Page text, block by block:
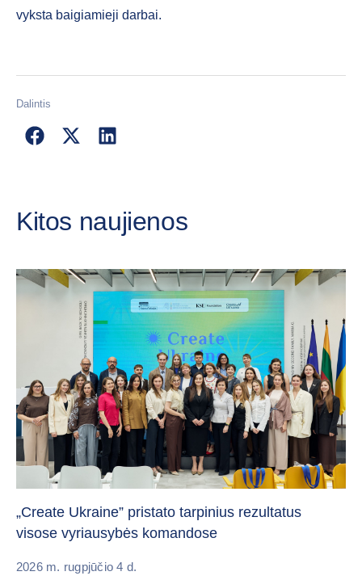
vyksta baigiamieji darbai.
Dalintis
Kitos naujienos
„Create Ukraine” pristato tarpinius rezultatus
visose vyriausybės komandose
2026 m. rugpjūčio 4 d.